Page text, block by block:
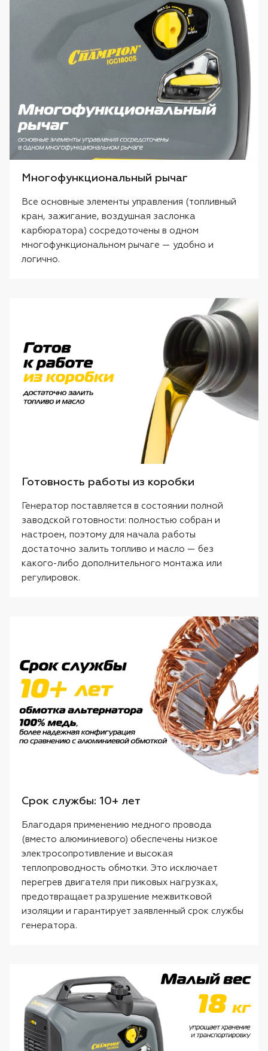
Многофункциональный рычаг
Все основные элементы управления (топливный
кран, зажигание, воздушная заслонка
карбюратора) сосредоточены в одном
многофункциональном рычаге — удобно и
логично.
Готовность работы из коробки
Генератор поставляется в состоянии полной
заводской готовности: полностью собран и
настроен, поэтому для начала работы
достаточно залить топливо и масло — без
какого-либо дополнительного монтажа или
регулировок.
Срок службы: 10+ лет
Благодаря применению медного провода
(вместо алюминиевого) обеспечены низкое
электросопротивление и высокая
теплопроводность обмотки. Это исключает
перегрев двигателя при пиковых нагрузках,
предотвращает разрушение межвитковой
изоляции и гарантирует заявленный срок службы
генератора.